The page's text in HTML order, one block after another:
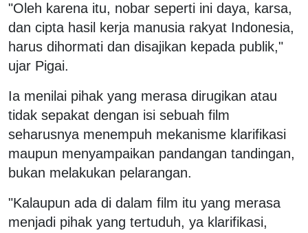
"Oleh karena itu, nobar seperti ini daya, karsa,
dan cipta hasil kerja manusia rakyat Indonesia,
harus dihormati dan disajikan kepada publik,"
ujar Pigai.
Ia menilai pihak yang merasa dirugikan atau
tidak sepakat dengan isi sebuah film
seharusnya menempuh mekanisme klarifikasi
maupun menyampaikan pandangan tandingan,
bukan melakukan pelarangan.
"Kalaupun ada di dalam film itu yang merasa
menjadi pihak yang tertuduh, ya klarifikasi,